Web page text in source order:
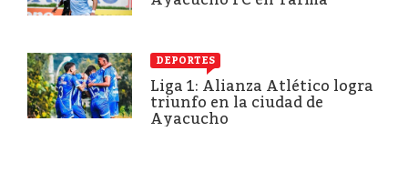
DEPORTES
Liga 1: Alianza Atlético logra
triunfo en la ciudad de
Ayacucho